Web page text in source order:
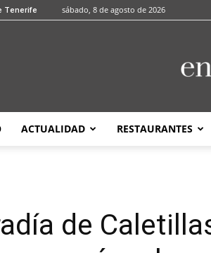
Tenerife sábado, 8 de agosto de 2026
ACTUALIDAD RESTAURANTES
de